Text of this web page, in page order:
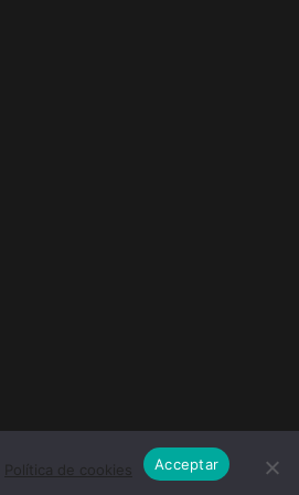
Política de cookies Acceptar